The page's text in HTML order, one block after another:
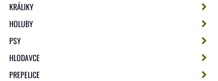
KRÁLIKY
HOLUBY
PSY
HLODAVCE
PREPELICE